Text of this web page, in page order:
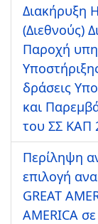
Διακήρυξη
(Διεθνούς)
Παροχή
δράσεις
και
του ΣΣ ΚΑΠ
Περίληψη
επιλογή
GREAT
AMERICA